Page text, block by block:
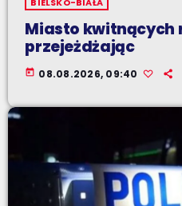
Miasto kwitnących
przejeżdżając
today 08.08.2026, 09:40